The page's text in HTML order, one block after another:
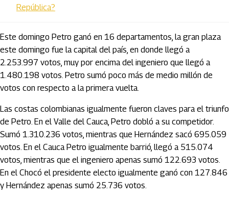
República?
Este domingo Petro ganó en 16 departamentos, la gran plaza
este domingo fue la capital del país, en donde llegó a
2.253.997 votos, muy por encima del ingeniero que llegó a
1.480.198 votos. Petro sumó poco más de medio millón de
votos con respecto a la primera vuelta.
Las costas colombianas igualmente fueron claves para el triunfo
de Petro. En el Valle del Cauca, Petro dobló a su competidor.
Sumó 1.310.236 votos, mientras que Hernández sacó 695.059
votos. En el Cauca Petro igualmente barrió, llegó a 515.074
votos, mientras que el ingeniero apenas sumó 122.693 votos.
En el Chocó el presidente electo igualmente ganó con 127.846
y Hernández apenas sumó 25.736 votos.